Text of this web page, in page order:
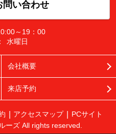
問い合わせ
～19：00
水曜日
会社概要
来店予約
アクセスマップ
PCサイト
ーズ All rights reserved.